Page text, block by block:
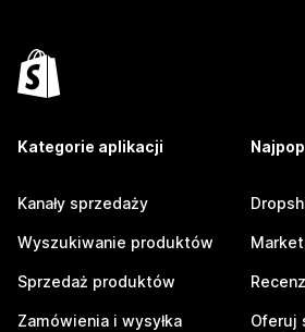
Kategorie aplikacji
Kanały sprzedaży
Wyszukiwanie produktów
Sprzedaż produktów
Zamówienia i wysyłka
Oferuj